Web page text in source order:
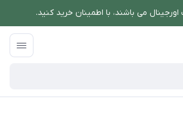
می باشند، با اطمینان خرید کنید.